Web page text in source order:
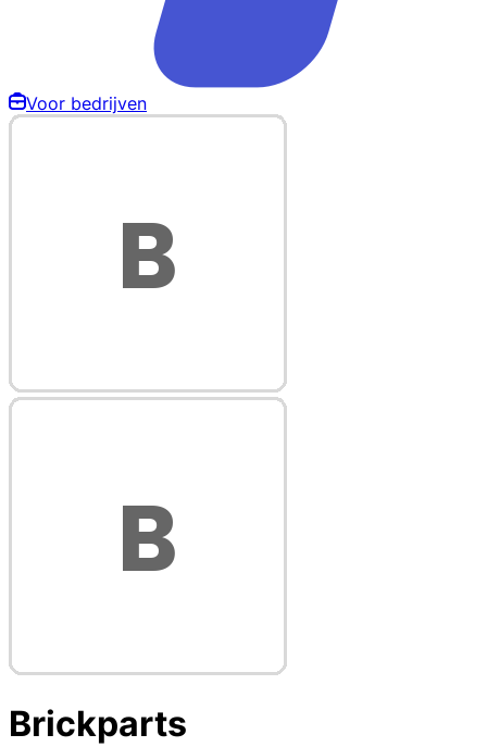
Voor bedrijven
Brickparts